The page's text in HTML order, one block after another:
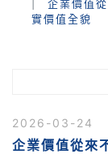
企業價值
實價值全貌
2026-03-24
企業價值從來